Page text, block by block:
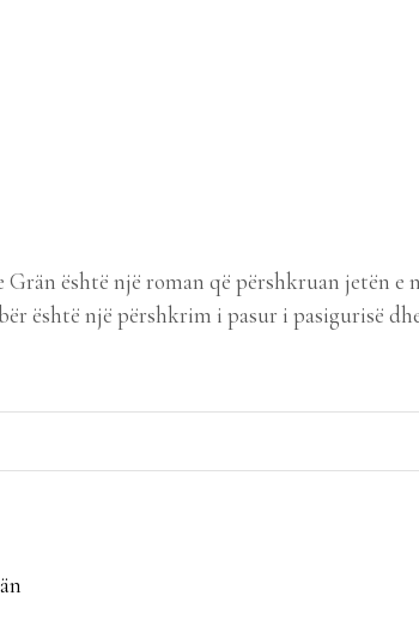
është një roman që përshkruan jetën
është një përshkrim i pasur i pasigurisë